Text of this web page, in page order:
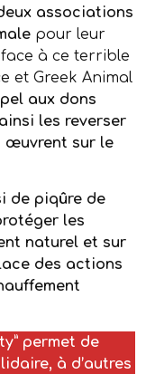
associations
pour leur
à ce terrible
et Greek Animal
aux dons
les reverser
œuvrent sur le
de piqûre de
les
naturel et sur
des actions
permet de
à d’autres